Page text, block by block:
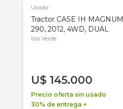
Usado
Tractor CASE IH MAGNUM
290, 2012, 4WD, DUAL
Isla Verde
U$ 145.000
Precio oferta sin usado
30% de entrega +